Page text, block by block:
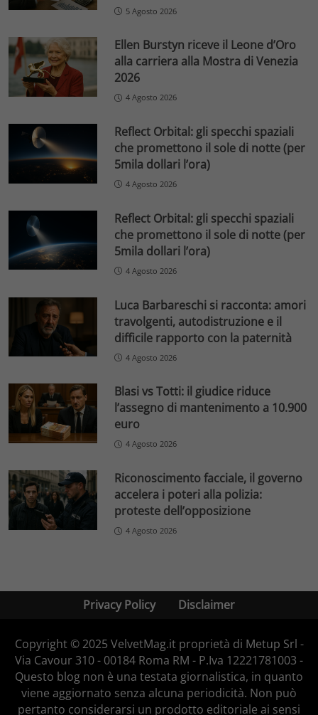
5 Agosto 2026
Ellen Burstyn riceve il Leone d’Oro
alla carriera alla Mostra di Venezia
2026
4 Agosto 2026
Reflect Orbital: gli specchi spaziali
che promettono il sole di notte (per
5mila dollari l’ora)
4 Agosto 2026
Reflect Orbital: gli specchi spaziali
che promettono il sole di notte (per
5mila dollari l’ora)
4 Agosto 2026
Luca Barbareschi si racconta: amori
travolgenti, autodistruzione e il
difficile rapporto con la paternità
4 Agosto 2026
Blasi vs Totti: il giudice riduce
l’assegno di mantenimento a 10.900
euro
4 Agosto 2026
Riconoscimento facciale, il governo
accelera i poteri alla polizia:
proteste dell’opposizione
4 Agosto 2026
Privacy Policy Disclaimer
Copyright © 2025 VelvetMag.it proprietà di Metup Srl -
Via Cavour 310 - 00184 Roma RM - P.Iva 12221781003 -
Questo blog non è una testata giornalistica, in quanto
viene aggiornato senza alcuna periodicità. Non può
pertanto considerarsi un prodotto editoriale ai sensi